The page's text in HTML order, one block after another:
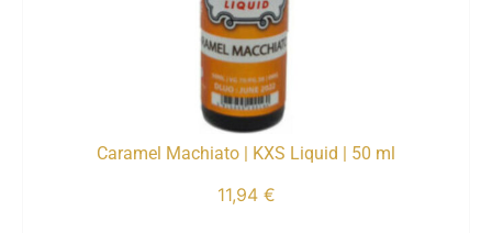
Caramel Machiato | KXS Liquid | 50 ml
11,94 €